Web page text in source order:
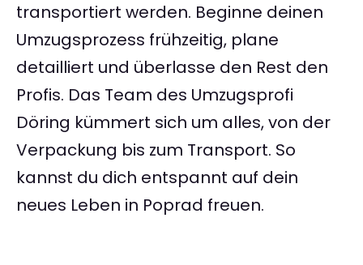
transportiert werden. Beginne deinen
Umzugsprozess frühzeitig, plane
detailliert und überlasse den Rest den
Profis. Das Team des Umzugsprofi
Döring kümmert sich um alles, von der
Verpackung bis zum Transport. So
kannst du dich entspannt auf dein
neues Leben in Poprad freuen.